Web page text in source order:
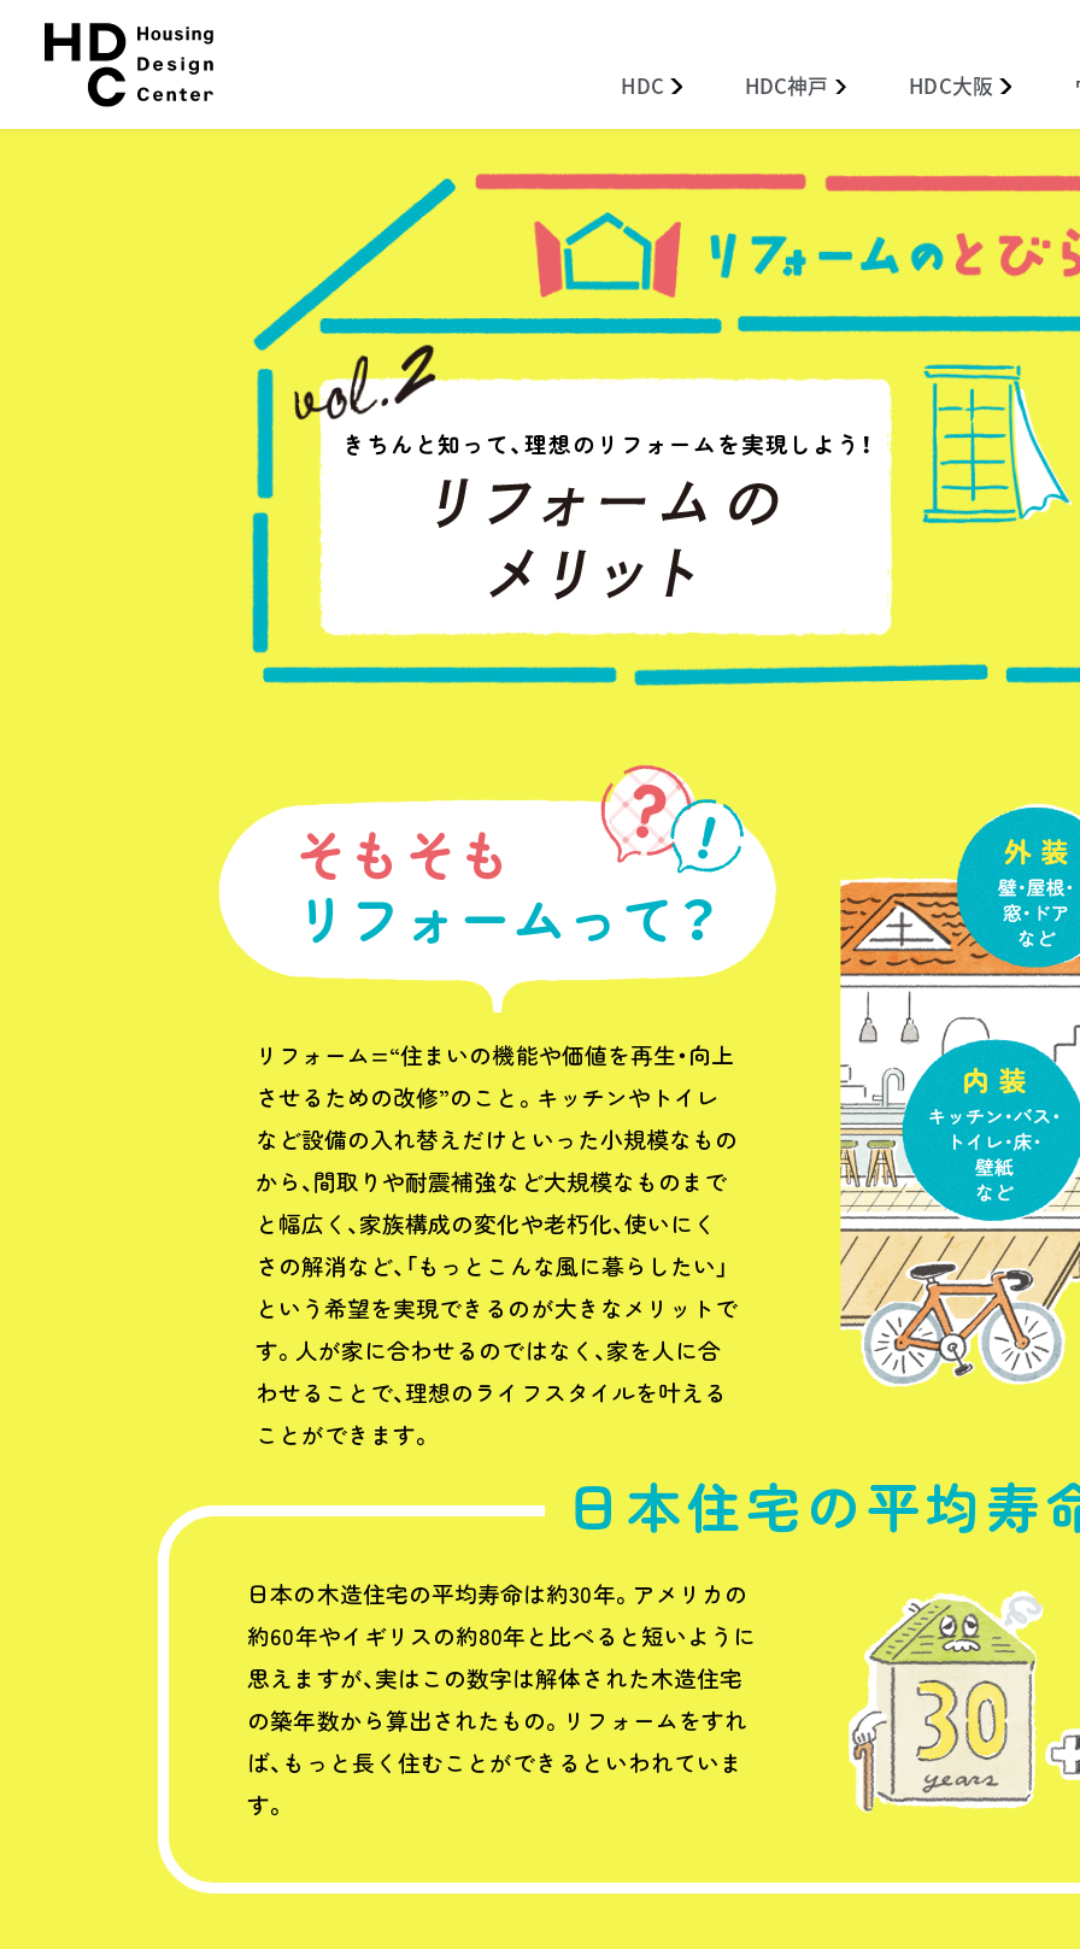
文
イ
HDC HDC神戸 HDC大阪
きちんと知って、理想のリフォームを実現しよう！
そもそも
リフォームって？
リフォーム=“住まいの機能や価値を再生・向上
させるための改修”のこと。キッチンやトイレ
など設備の入れ替えだけといった小規模なもの
から、間取りや耐震補強など大規模なものまで
と幅広く、家族構成の変化や老朽化、使いにく
さの解消など、「もっとこんな風に暮らしたい」
という希望を実現できるのが大きなメリットで
す。人が家に合わせるのではなく、家を人に合
わせることで、理想のライフスタイルを叶える
ことができます。
日本住宅の平均寿
日本の木造住宅の平均寿命は約30年。アメリカの
約60年やイギリスの約80年と比べると短いように
思えますが、実はこの数字は解体された木造住宅
の築年数から算出されたもの。リフォームをすれ
ば、もっと長く住むことができるといわれていま
す。